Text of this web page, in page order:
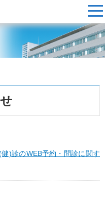
)診のWEB予約・問診に関す